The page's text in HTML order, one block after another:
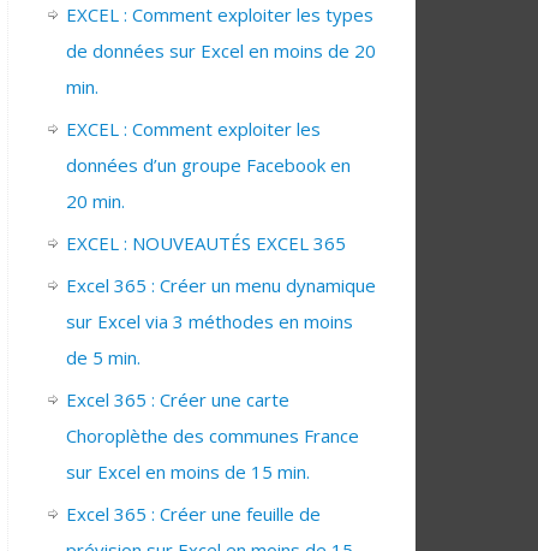
EXCEL : Comment exploiter les types
de données sur Excel en moins de 20
min.
EXCEL : Comment exploiter les
données d’un groupe Facebook en
20 min.
EXCEL : NOUVEAUTÉS EXCEL 365
Excel 365 : Créer un menu dynamique
sur Excel via 3 méthodes en moins
de 5 min.
Excel 365 : Créer une carte
Choroplèthe des communes France
sur Excel en moins de 15 min.
Excel 365 : Créer une feuille de